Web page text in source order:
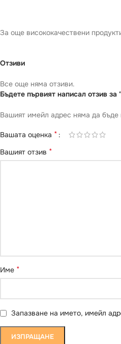
За още висококачествени
Отзиви
Все още няма отзиви.
Бъдете първият написал отзив за
Вашият имейл адрес няма да бъде
Вашата оценка *
Вашият отзив *
Име *
Запазване на името, имейл